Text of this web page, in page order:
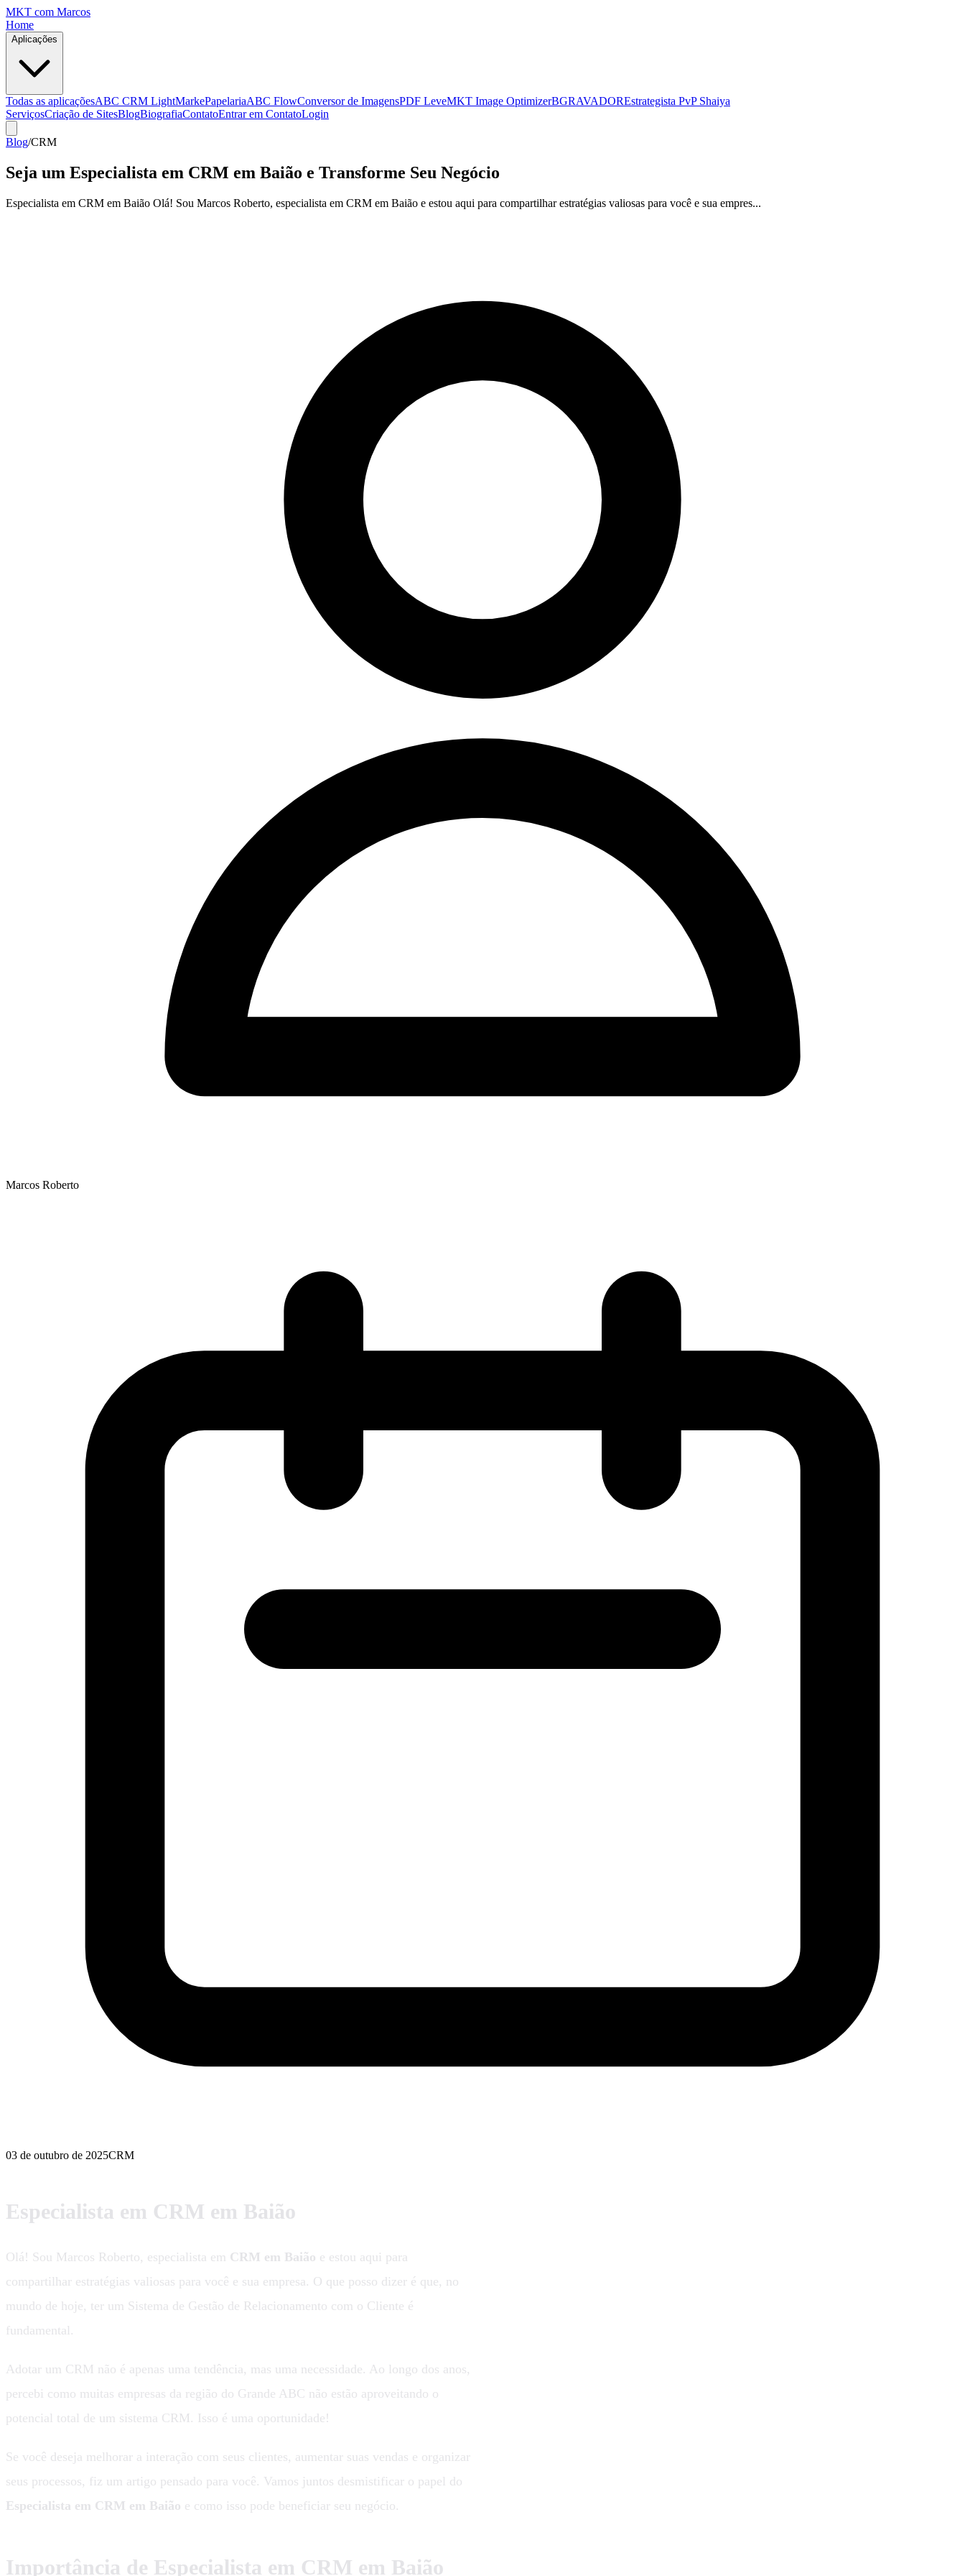
MKT com Marcos
Home
Aplicações
Todas as aplicaçõesABC CRM LightMarkePapelariaABC FlowConversor de ImagensPDF LeveMKT Image OptimizerBGRAVADOREstrategista PvP Shaiya
ServiçosCriação de SitesBlogBiografiaContatoEntrar em ContatoLogin
Blog/CRM
Seja um Especialista em CRM em Baião e Transforme Seu Negócio
Especialista em CRM em Baião Olá! Sou Marcos Roberto, especialista em CRM em Baião e estou aqui para compartilhar estratégias valiosas para você e sua empres...
Marcos Roberto
03 de outubro de 2025CRM
Especialista em CRM em Baião
Olá! Sou Marcos Roberto, especialista em CRM em Baião e estou aqui para
compartilhar estratégias valiosas para você e sua empresa. O que posso dizer é que, no
mundo de hoje, ter um Sistema de Gestão de Relacionamento com o Cliente é
fundamental.
Adotar um CRM não é apenas uma tendência, mas uma necessidade. Ao longo dos anos,
percebi como muitas empresas da região do Grande ABC não estão aproveitando o
potencial total de um sistema CRM. Isso é uma oportunidade!
Se você deseja melhorar a interação com seus clientes, aumentar suas vendas e organizar
seus processos, fiz um artigo pensado para você. Vamos juntos desmistificar o papel do
Especialista em CRM em Baião e como isso pode beneficiar seu negócio.
Importância de Especialista em CRM em Baião